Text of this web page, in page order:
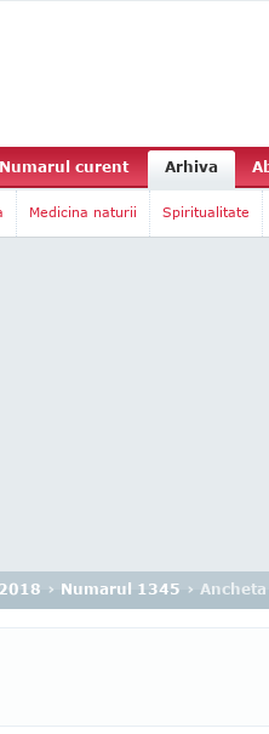
Numarul curent Arhiva
Medicina naturii Spiritualitate
› Numarul 1345 › Ancheta